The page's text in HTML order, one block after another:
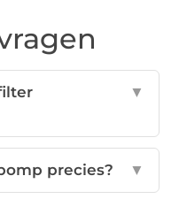
▼
precies? ▼